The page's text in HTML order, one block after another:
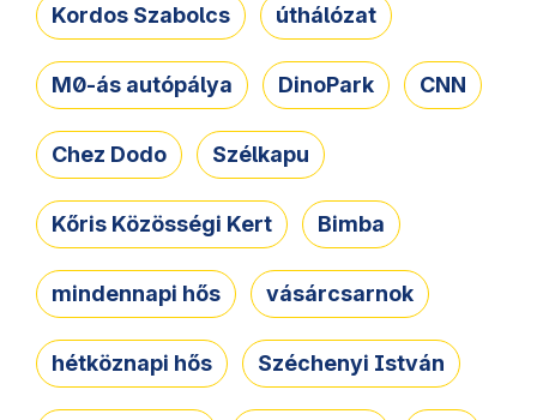
Kordos Szabolcs úthálózat
M0-ás autópálya DinoPark CNN
Chez Dodo Szélkapu
Kőris Közösségi Kert Bimba
mindennapi hős vásárcsarnok
hétköznapi hős Széchenyi István